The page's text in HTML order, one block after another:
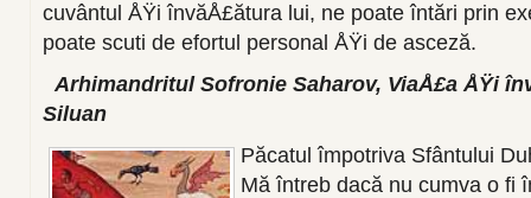
cuvântul ÅŸi învăÅ£ătura lui, ne poate întări prin
poate scuti de efortul personal ÅŸi de asceză.
Arhimandritul Sofronie Saharov, ViaÅ£a ÅŸi
Siluan
Păcatul împotriva Sfântului
Mă întreb dacă nu cumva o fi